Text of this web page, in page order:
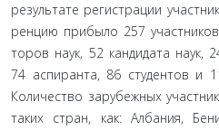
результате регистрации
ренцию прибыло 257
торов наук, 52 кандидата наук,
74 аспиранта, 86 студентов и
Коли­чество зарубежных
таких стран, как: Албания,